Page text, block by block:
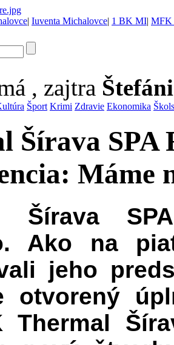
| Iuventa Michalovce| 1 BK MI| MFK
, zajtra
Šport Krimi Zdravie Ekonomika
Šírava SPA
Máme
Šírava
Ako na
jeho
otvorený
Thermal